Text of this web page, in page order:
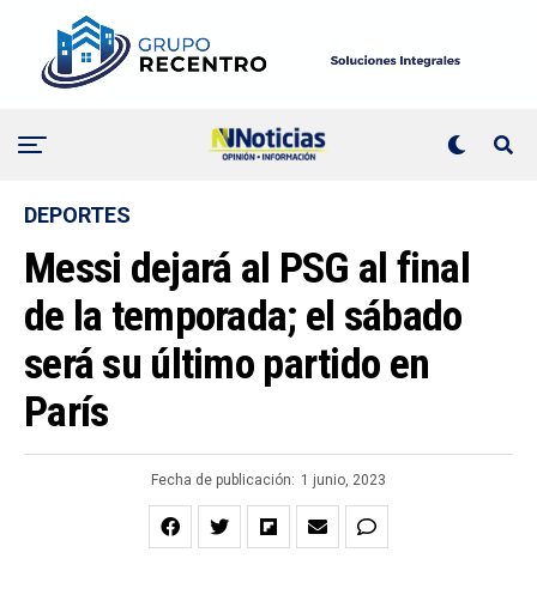
DEPORTES
Messi dejará al PSG al final
de la temporada; el sábado
será su último partido en
París
Fecha de publicación: 1 junio, 2023